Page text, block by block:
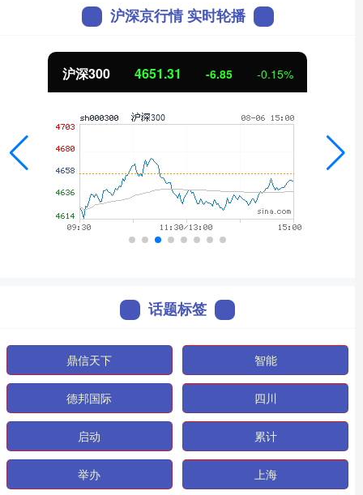
沪深京行情 实时轮播
沪深300 4651.31 -6.85 -0.15%
话题标签
鼎信天下 智能
德邦国际 四川
启动 累计
举办 上海